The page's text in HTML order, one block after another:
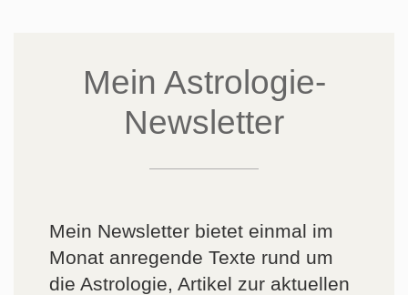
Mein Astrologie-
Newsletter
Mein Newsletter bietet einmal im
Monat anregende Texte rund um
die Astrologie, Artikel zur aktuellen